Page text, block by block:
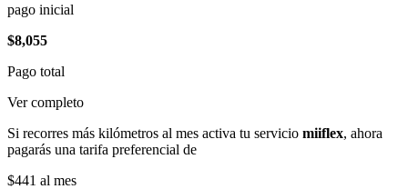
pago inicial
$8,055
Pago total
Ver completo
Si recorres más kilómetros al mes activa tu servicio miiflex, ahora
pagarás una tarifa preferencial de
$441 al mes